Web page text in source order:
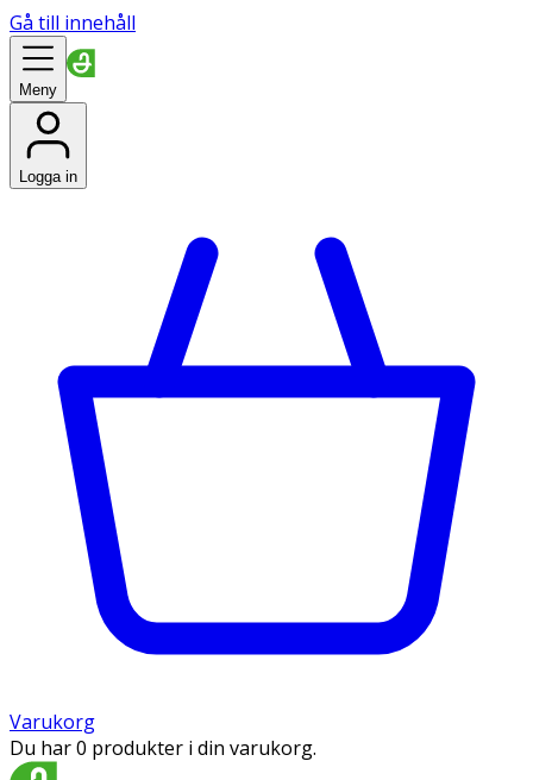
Gå till innehåll
Meny
Logga in
Varukorg
Du har 0 produkter i din varukorg.